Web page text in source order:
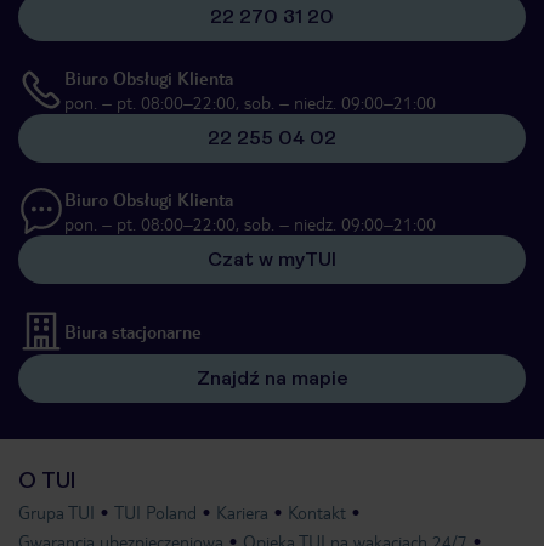
22 270 31 20
Biuro Obsługi Klienta
pon. – pt. 08:00–22:00, sob. – niedz. 09:00–21:00
22 255 04 02
Biuro Obsługi Klienta
pon. – pt. 08:00–22:00, sob. – niedz. 09:00–21:00
Czat w myTUI
Biura stacjonarne
Znajdź na mapie
O TUI
Grupa TUI TUI Poland Kariera
Kontakt
Gwarancja ubezpieczeniowa
Opieka TUI na wakacjach 24/7